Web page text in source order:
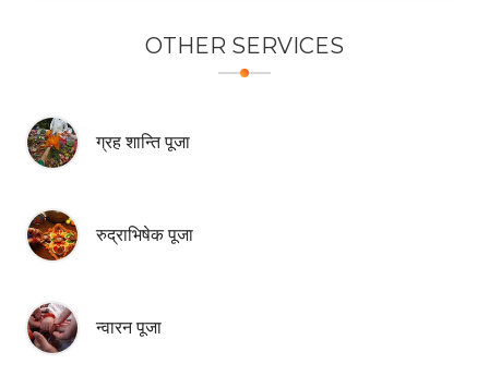
OTHER SERVICES
ग्रह शान्ति पूजा
रुद्राभिषेक पूजा
न्वारन पूजा